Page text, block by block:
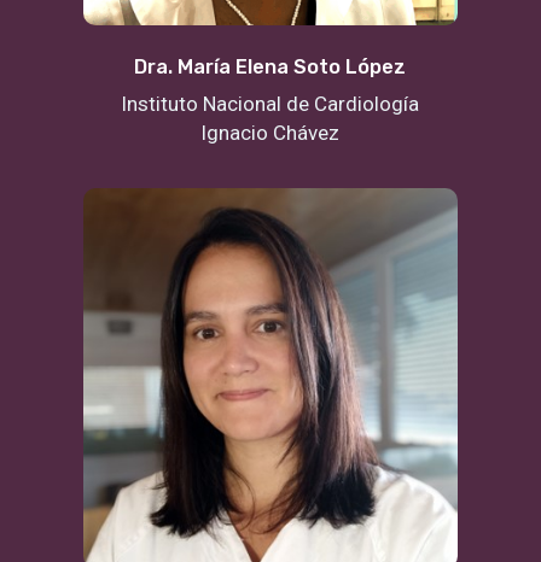
Dra. María Elena Soto López
Instituto Nacional de Cardiología
Ignacio Chávez